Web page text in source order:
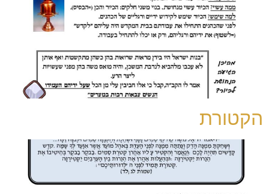
הקטורת